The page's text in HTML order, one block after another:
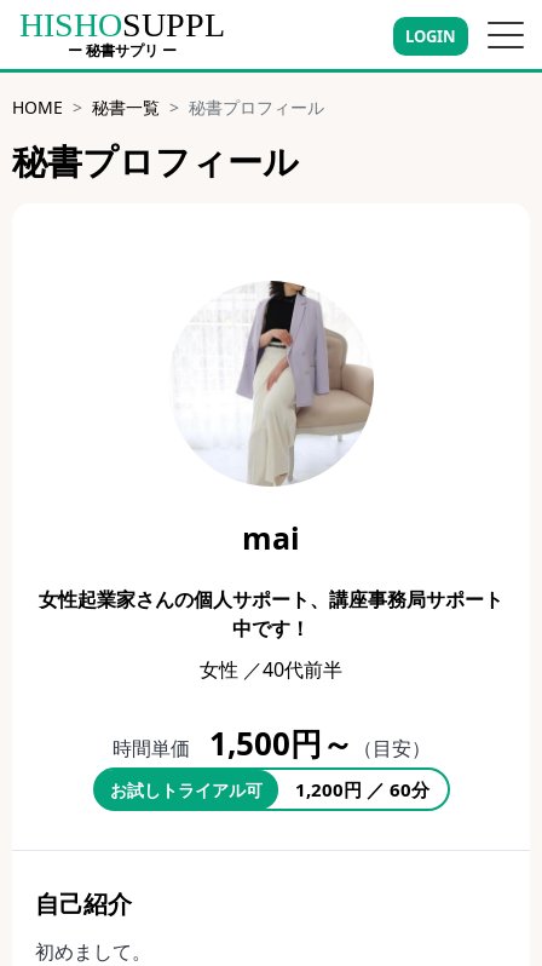
HISHOSUPPL
ー 秘書サプリ ー
LOGIN
HOME 秘書一覧 秘書プロフィール
秘書プロフィール
mai
女性起業家さんの個人サポート、講座事務局サポート
中です！
女性 ／40代前半
時間単価 1,500円～ （目安）
お試しトライアル可 1,200円 ／ 60分
自己紹介
初めまして。